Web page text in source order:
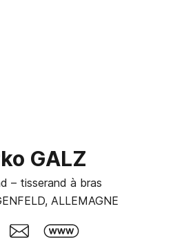
GALZ
– tisserand à bras
ALLEMAGNE